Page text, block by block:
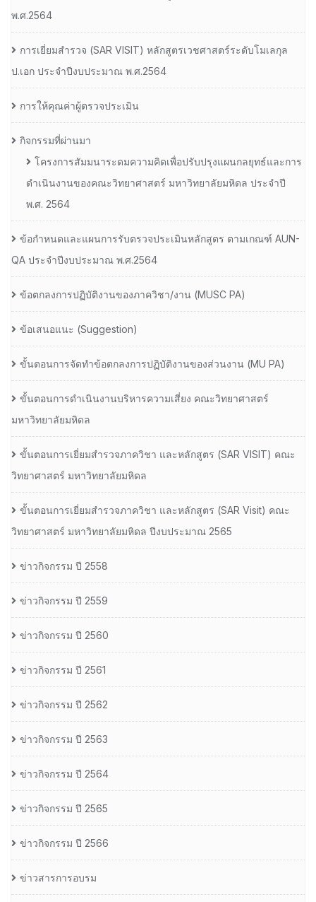
พ.ศ.2564
การเยี่ยมสํารวจ (SAR VISIT) หลักสูตรเวชศาสตร์ระดับโมเลกุล
ป.เอก ประจําปีงบประมาณ พ.ศ.2564
การให้คุณค่าผู้ตรวจประเมิน
กิจกรรมที่ผ่านมา
โครงการสัมมนาระดมความคิดเพื่อปรับปรุงแผนกลยุทธ์และการ
ดำเนินงานของคณะวิทยาศาสตร์ มหาวิทยาลัยมหิดล ประจำปี
พ.ศ. 2564
ข้อกำหนดและแผนการรับตรวจประเมินหลักสูตร ตามเกณฑ์ AUN-
QA ประจำปีงบประมาณ พ.ศ.2564
ข้อตกลงการปฏิบัติงานของภาควิชา/งาน (MUSC PA)
ข้อเสนอแนะ (Suggestion)
ขั้นตอนการจัดทำข้อตกลงการปฏิบัติงานของส่วนงาน (MU PA)
ขั้นตอนการดำเนินงานบริหารความเสี่ยง คณะวิทยาศาสตร์
มหาวิทยาลัยมหิดล
ขั้นตอนการเยี่ยมสำรวจภาควิชา และหลักสูตร (SAR VISIT) คณะ
วิทยาศาสตร์ มหาวิทยาลัยมหิดล
ขั้นตอนการเยี่ยมสำรวจภาควิชา และหลักสูตร (SAR Visit) คณะ
วิทยาศาสตร์ มหาวิทยาลัยมหิดล ปีงบประมาณ 2565
ข่าวกิจกรรม ปี 2558
ข่าวกิจกรรม ปี 2559
ข่าวกิจกรรม ปี 2560
ข่าวกิจกรรม ปี 2561
ข่าวกิจกรรม ปี 2562
ข่าวกิจกรรม ปี 2563
ข่าวกิจกรรม ปี 2564
ข่าวกิจกรรม ปี 2565
ข่าวกิจกรรม ปี 2566
ข่าวสารการอบรม